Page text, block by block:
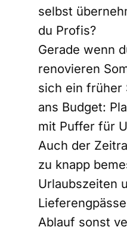
selbst
du Profis?
Gerade wenn
renovieren
sich ein früher
ans Budget:
mit Puffer für
Auch der
zu knapp
Urlaubszeiten
Ablauf sonst